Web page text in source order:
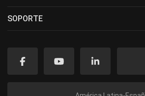
SOPORTE